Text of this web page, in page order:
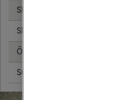
Skicka sms
Skicka mms
Öppningsavgift
Surfa utan surfpaket